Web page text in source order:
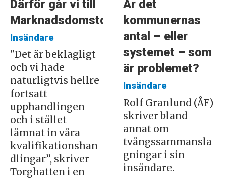
Därför går vi till
Marknadsdomstolen
Insändare
"Det är beklagligt
och vi hade
naturligtvis hellre
fortsatt
upphandlingen
och i stället
lämnat in våra
kvalifikationshan
dlingar”, skriver
Torghatten i en
Är det
kommunernas
antal – eller
systemet – som
är problemet?
Insändare
Rolf Granlund (ÅF)
skriver bland
annat om
tvångssammansla
gningar i sin
insändare.